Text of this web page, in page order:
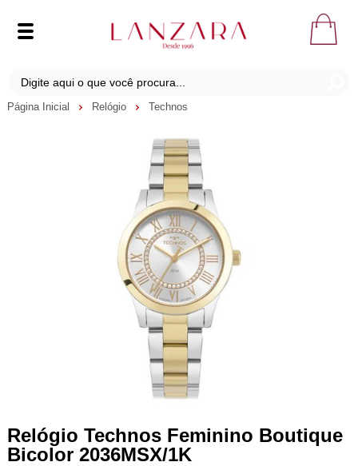
Página Inicial Relógio Technos
Relógio Technos Feminino Boutique
Bicolor 2036MSX/1K